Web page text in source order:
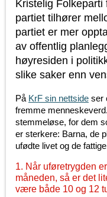
Kristelig Folkeparti
partiet tilhører
partiet er mer
av offentlig
høyresiden i
slike saker enn
På KrF sin nettside ser
fremme
stemmeløse, for dem
er sterkere: Barna, de
ufødte livet og de
1. Når uføretrygden
måneden, så er det
være både 10 og 12